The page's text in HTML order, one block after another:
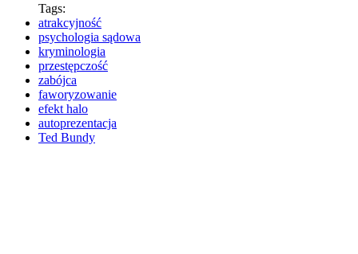
Tags:
atrakcyjność
psychologia sądowa
kryminologia
przestępczość
zabójca
faworyzowanie
efekt halo
autoprezentacja
Ted Bundy